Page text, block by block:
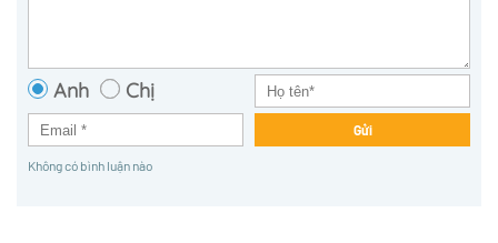
Anh Chị
Gửi
Không có bình luận nào